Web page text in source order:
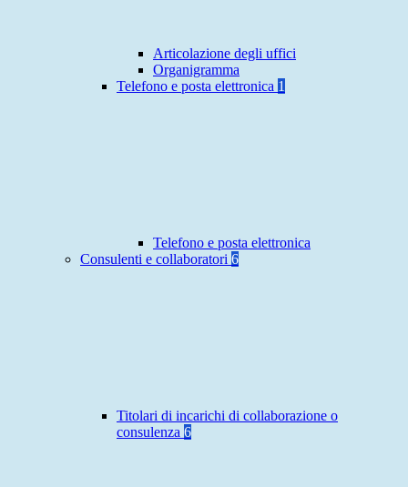
Articolazione degli uffici
Organigramma
Telefono e posta elettronica 1
Telefono e posta elettronica
Consulenti e collaboratori 6
Titolari di incarichi di collaborazione o
consulenza 6